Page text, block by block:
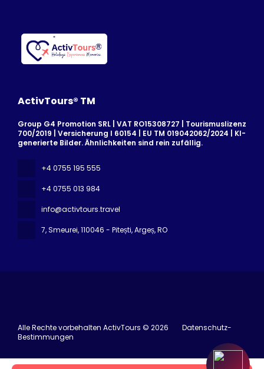
ActivTours® TM
Group G4 Promotion SRL | VAT RO15308727 | Tourismuslizenz
700/2019 | Versicherung I 60154 | EU TM 019042062/2024 | KI-
generierte Bilder. Ähnlichkeiten sind rein zufällig.
+4 0755 195 555
+4 0755 013 984
info@activtours.travel
7, Smeurei, 110046 - Pitești, Argeș, RO
Alle Rechte vorbehalten ActivTours © 2026
Datenschutz-
Bestimmungen